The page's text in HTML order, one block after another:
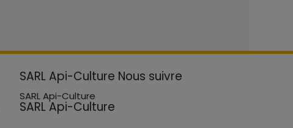
SARL Api-Culture Nous suivre
SARL Api-Culture
SARL Api-Culture